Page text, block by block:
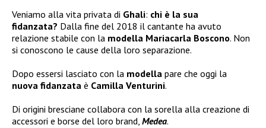
Veniamo alla vita privata di Ghali: chi è la sua
fidanzata? Dalla fine del 2018 il cantante ha avuto
relazione stabile con la modella Mariacarla Boscono. Non
si conoscono le cause della loro separazione.
Dopo essersi lasciato con la modella pare che oggi la
nuova fidanzata è Camilla Venturini.
Di origini bresciane collabora con la sorella alla creazione di
accessori e borse del loro brand, Medea.